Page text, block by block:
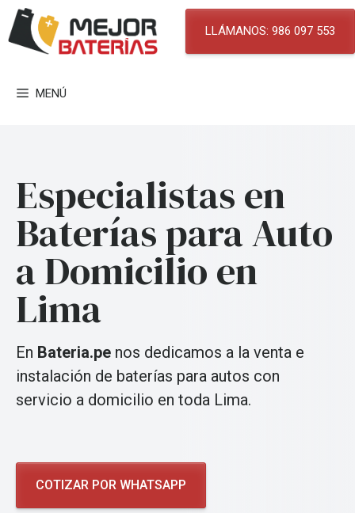
Saltar
al
contenido
MENÚ
LLÁMANOS: 986 097 553
Especialistas en
Baterías para Auto
a Domicilio en
Lima
En Bateria.pe nos dedicamos a la venta e
instalación de baterías para autos con
servicio a domicilio en toda Lima.
COTIZAR POR WHATSAPP